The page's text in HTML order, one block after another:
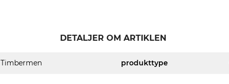
DETALJER OM ARTIKLEN
Timbermen produkttype